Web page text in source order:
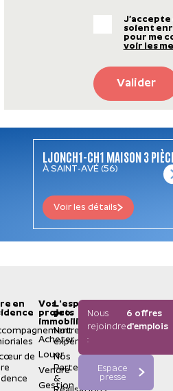
soient
pour me
voir les
Valider
LJONCH1-CH1 MAISON 3
À SAINT-AVÉ (56)
Voir les détails
en
de
Vos
projets
immobiliers
Acheter
Louer
Vendre
Gestion
L'espace
pro
Notre
expertise
Nos
Partenaires
&
Nous
rejoindre
:
6 offres
d'emplois
Espace
presse